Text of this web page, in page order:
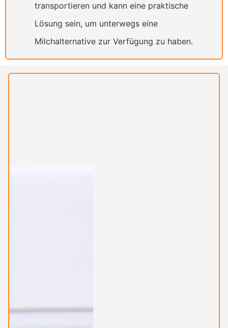
transportieren und kann eine praktische
Lösung sein, um unterwegs eine
Milchalternative zur Verfügung zu haben.